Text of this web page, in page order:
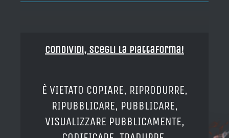
Condividi, Scegli la piattaforma!
È VIETATO COPIARE, RIPRODURRE,
RIPUBBLICARE, PUBBLICARE,
VISUALIZZARE PUBBLICAMENTE,